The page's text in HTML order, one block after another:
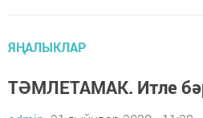
ЯҢАЛЫКЛАР
ТӘМЛЕТАМАК. Итле